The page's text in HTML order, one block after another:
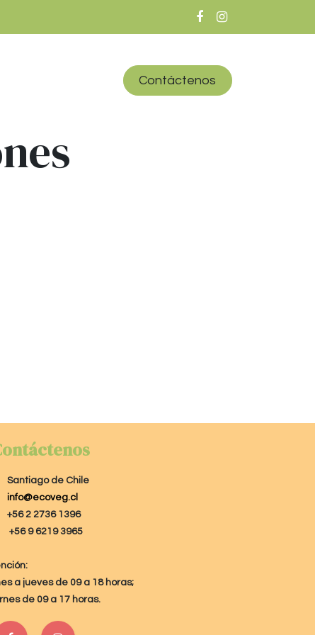
Contáctenos
Santiago de Chile
info@ecoveg.cl
+56 2 2736 1396
+56 9 6219 3965
a jueves de 09 a 18 horas;
de 09 a 17 horas.